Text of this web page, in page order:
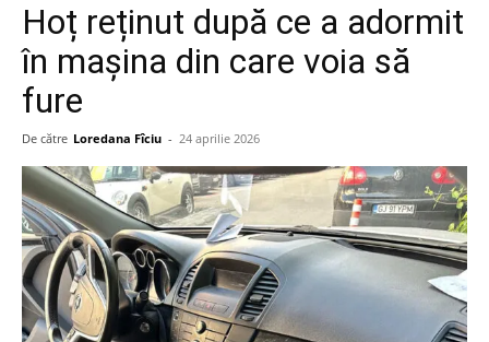
Hoț reținut după ce a adormit
în mașina din care voia să
fure
De către Loredana Fîciu - 24 aprilie 2026